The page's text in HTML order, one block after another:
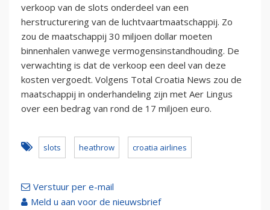
verkoop van de slots onderdeel van een
herstructurering van de luchtvaartmaatschappij. Zo
zou de maatschappij 30 miljoen dollar moeten
binnenhalen vanwege vermogensinstandhouding. De
verwachting is dat de verkoop een deel van deze
kosten vergoedt. Volgens Total Croatia News zou de
maatschappij in onderhandeling zijn met Aer Lingus
over een bedrag van rond de 17 miljoen euro.
slots heathrow croatia airlines
Verstuur per e-mail
Meld u aan voor de nieuwsbrief